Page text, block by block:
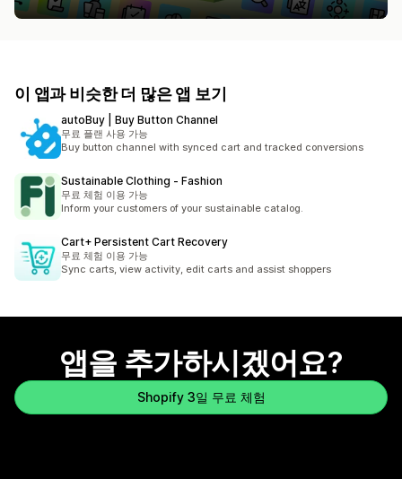
이 앱과 비슷한 더 많은 앱 보기
autoBuy | Buy Button Channel
무료 플랜 사용 가능
Buy button channel with synced cart and tracked conversions
Sustainable Clothing ‑ Fashion
무료 체험 이용 가능
Inform your customers of your sustainable catalog.
Cart+ Persistent Cart Recovery
무료 체험 이용 가능
Sync carts, view activity, edit carts and assist shoppers
앱을 추가하시겠어요?
Shopify 3일 무료 체험